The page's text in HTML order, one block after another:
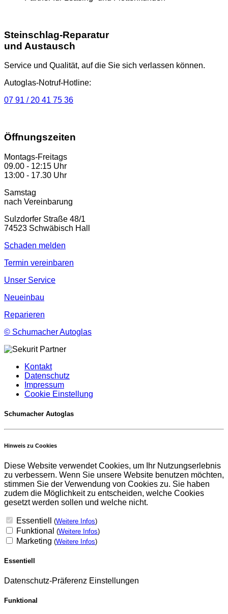
Steinschlag-Reparatur
und Austausch
Service und Qualität, auf die Sie sich verlassen können.
Autoglas-Notruf-Hotline:
07 91 / 20 41 75 36
Öffnungszeiten
Montags-Freitags
09.00 - 12:15 Uhr
13:00 - 17.30 Uhr
Samstag
nach Vereinbarung
Sulzdorfer Straße 48/1
74523 Schwäbisch Hall
Schaden melden
Termin vereinbaren
Unser Service
Neueinbau
Reparieren
© Schumacher Autoglas
Kontakt
Datenschutz
Impressum
Cookie Einstellung
Schumacher Autoglas
Hinweis zu Cookies
Diese Website verwendet Cookies, um Ihr Nutzungserlebnis
zu verbessern. Wenn Sie unsere Website benutzen möchten,
stimmen Sie der Verwendung von Cookies zu. Sie haben
zudem die Möglichkeit zu entscheiden, welche Cookies
gesetzt werden sollen und welche nicht.
Essentiell (Weitere Infos)
Funktional (Weitere Infos)
Marketing (Weitere Infos)
Essentiell
Datenschutz-Präferenz Einstellungen
Funktional